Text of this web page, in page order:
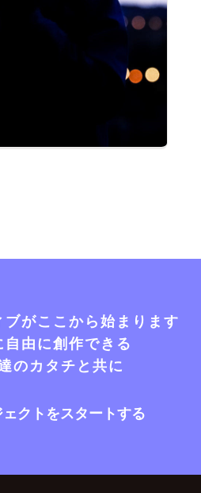
がここから始まります
由に創作できる
のカタチと共に
クトをスタートする